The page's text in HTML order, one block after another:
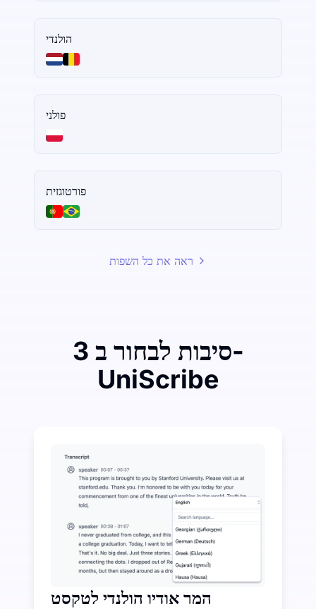
הולנדי
פולני
פורטוגזית
ראה את כל השפות
3 סיבות לבחור ב-
UniScribe
תכונות AI נוספות זמינות מעבר להמרת אודיו לטקסט
המר אודיו הולנדי לטקסט